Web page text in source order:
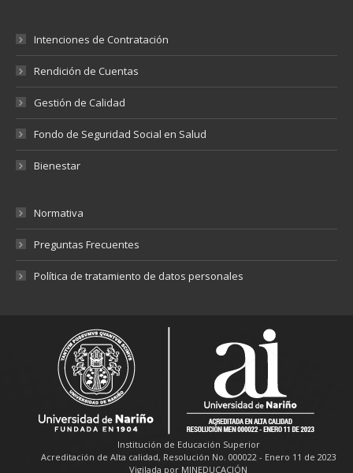
Intenciones de Contratación
Rendición de Cuentas
Gestión de Calidad
Fondo de Seguridad Social en Salud
Bienestar
Normativa
Preguntas Frecuentes
Política de tratamiento de datos personales
Institución de Educación Superior
Acreditación de Alta calidad, Resolución No. 000022 - Enero 11 de 2023
Vigilada por MINEDUCACIÓN